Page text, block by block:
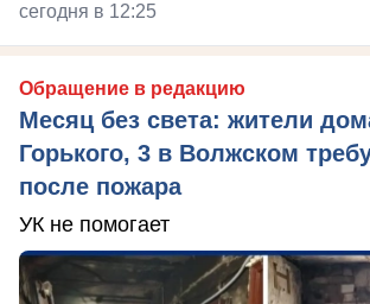
сегодня в 12:25
Обращение в редакцию
Месяц без света: жители
Горького, 3 в Волжском
после пожара
УК не помогает